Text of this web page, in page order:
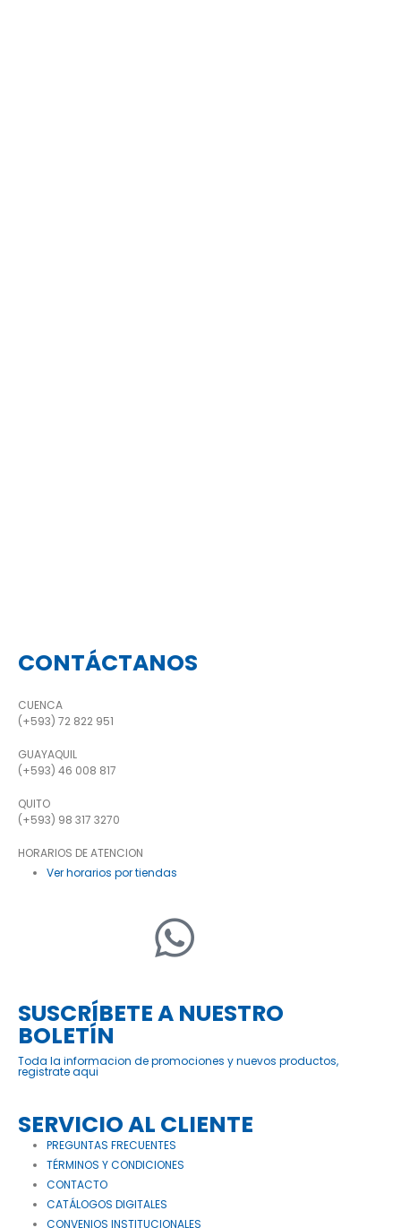
CONTÁCTANOS
CUENCA
(+593) 72 822 951
GUAYAQUIL
(+593) 46 008 817
QUITO
(+593) 98 317 3270
HORARIOS DE ATENCION
Ver horarios por tiendas
SUSCRÍBETE A NUESTRO
BOLETÍN
Toda la informacion de promociones y nuevos productos,
registrate aqui
SERVICIO AL CLIENTE
PREGUNTAS FRECUENTES
TÉRMINOS Y CONDICIONES
CONTACTO
CATÁLOGOS DIGITALES
CONVENIOS INSTITUCIONALES